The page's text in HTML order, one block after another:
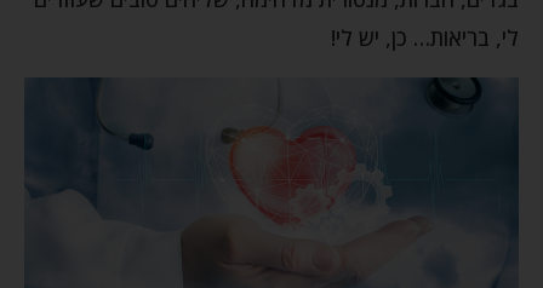
לי, בריאות… כן, יש לי!